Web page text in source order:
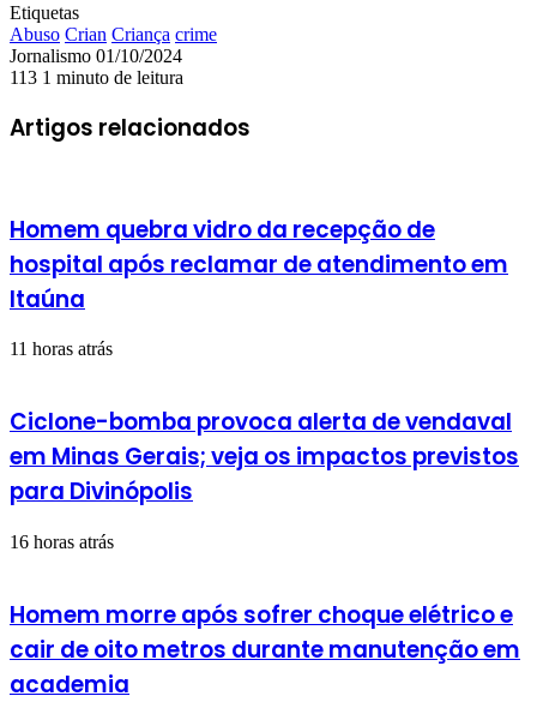
Etiquetas
Abuso Crian Criança crime
Jornalismo Mande
um
mail
01/10/2024
113 1 minuto de leitura
Artigos relacionados
Homem quebra vidro da recepção de
hospital após reclamar de atendimento em
Itaúna
11 horas atrás
Ciclone-bomba provoca alerta de vendaval
em Minas Gerais; veja os impactos previstos
para Divinópolis
16 horas atrás
Homem morre após sofrer choque elétrico e
cair de oito metros durante manutenção em
academia